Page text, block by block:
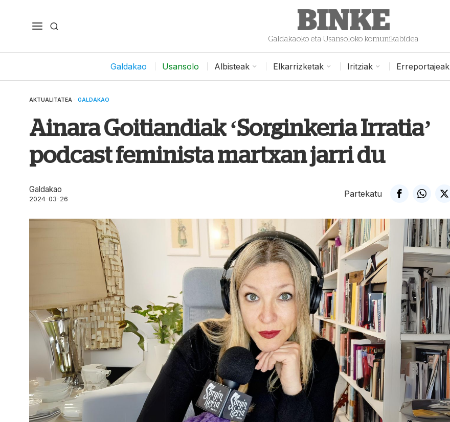
Galdakaoko eta Usansoloko komunikabidea
Galdakao Usansolo Albisteak Elkarrizketak Iritziak Erreportajeak
AKTUALITATEA · GALDAKAO
Ainara Goitiandiak ‘Sorginkeria Irratia’
podcast feminista martxan jarri du
Galdakao
2024-03-26
Partekatu